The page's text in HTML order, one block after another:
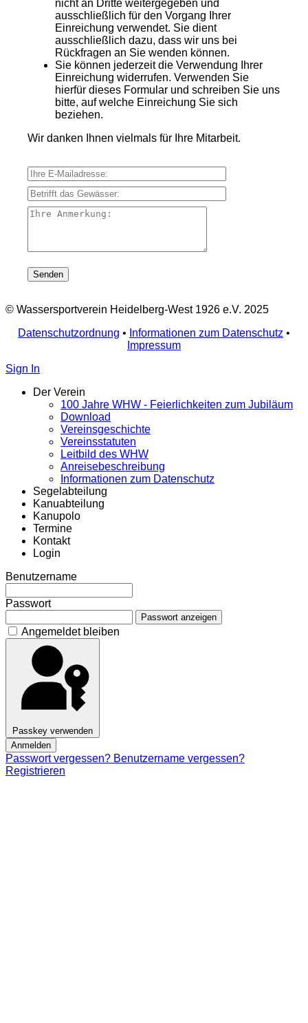
nicht an Dritte weitergegeben und
ausschließlich für den Vorgang Ihrer
Einreichung verwendet. Sie dient
ausschließlich dazu, dass wir uns bei
Rückfragen an Sie wenden können.
Sie können jederzeit die Verwendung Ihrer
Einreichung widerrufen. Verwenden Sie
hierfür dieses Formular und schreiben Sie uns
bitte, auf welche Einreichung Sie sich
beziehen.
Wir danken Ihnen vielmals für Ihre Mitarbeit.
Ihre E-Mailadresse:
Betrifft das Gewässer:
Ihre Anmerkung:
© Wassersportverein Heidelberg-West 1926 e.V. 2025
Datenschutzordnung • Informationen zum Datenschutz •
Impressum
Sign In
Der Verein
100 Jahre WHW - Feierlichkeiten zum Jubiläum
Download
Vereinsgeschichte
Vereinsstatuten
Leitbild des WHW
Anreisebeschreibung
Informationen zum Datenschutz
Segelabteilung
Kanuabteilung
Kanupolo
Termine
Kontakt
Login
Benutzername
Passwort
Passwort anzeigen
Angemeldet bleiben
Passkey verwenden
Anmelden
Passwort vergessen? Benutzername vergessen?
Registrieren